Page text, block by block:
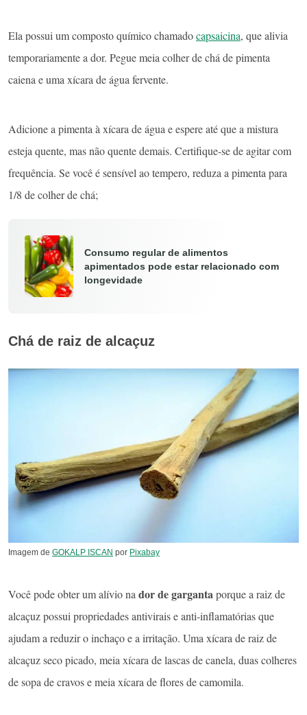
Ela possui um composto químico chamadocapsaicina, que alivia
temporariamente a dor. Pegue meia colher de chá de pimenta
caiena e uma xícara de água fervente.
Adicione a pimenta à xícara de água e espere até que a mistura
esteja quente, mas não quente demais. Certifique-se de agitar com
frequência. Se você é sensível ao tempero, reduza a pimenta para
1/8 de colher de chá;
Consumo regular de alimentos
apimentados pode estar relacionado com
longevidade
Chá de raiz de alcaçuz
Imagem de GOKALP ISCAN por Pixabay
Você pode obter um alívio nador de gargantaporque a raiz de
alcaçuz possui propriedades antivirais e anti-inflamatórias que
ajudam a reduzir o inchaço e a irritação. Uma xícara de raiz de
alcaçuz seco picado, meia xícara de lascas de canela, duas colheres
de sopa de cravos e meia xícara de flores de camomila.